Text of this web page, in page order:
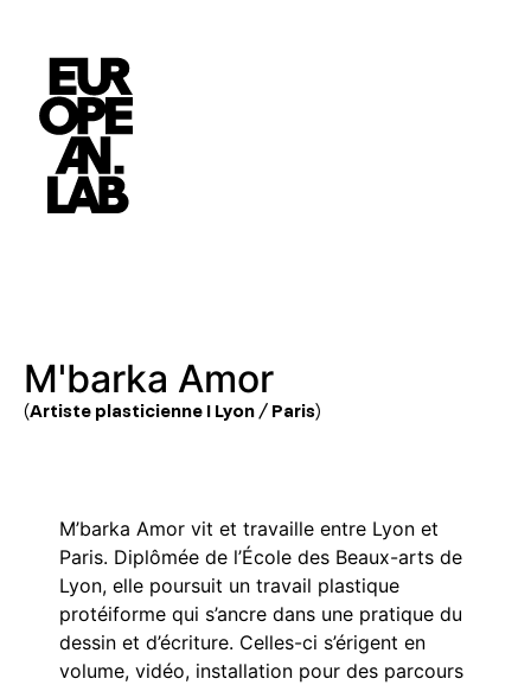
M'barka Amor
(Artiste plasticienne I Lyon / Paris)
M’barka Amor vit et travaille entre Lyon et
Paris. Diplômée de l’École des Beaux-arts de
Lyon, elle poursuit un travail plastique
protéiforme qui s’ancre dans une pratique du
dessin et d’écriture. Celles-ci s’érigent en
volume, vidéo, installation pour des parcours